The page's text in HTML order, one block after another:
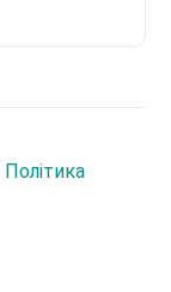
Політика